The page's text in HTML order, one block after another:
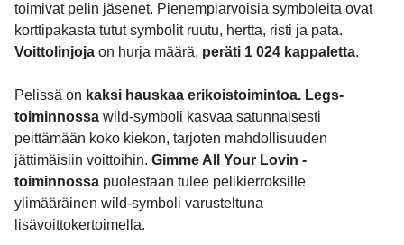
toimivat pelin jäsenet. Pienempiarvoisia symboleita ovat
korttipakasta tutut symbolit ruutu, hertta, risti ja pata.
Voittolinjojaon hurja määrä, peräti 1 024 kappaletta.
Pelissä on kaksi hauskaa erikoistoimintoa. Legs-
toiminnossawild-symboli kasvaa satunnaisesti
peittämään koko kiekon, tarjoten mahdollisuuden
jättimäisiin voittoihin. Gimme All Your Lovin -
toiminnossapuolestaan tulee pelikierroksille
ylimääräinen wild-symboli varusteltuna
lisävoittokertoimella.